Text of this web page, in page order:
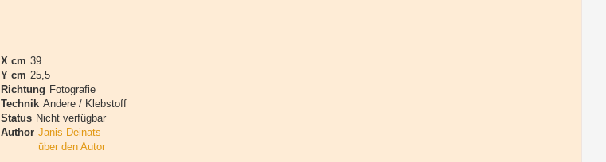
X cm 39
Y cm 25,5
Richtung Fotografie
Technik Andere / Klebstoff
Status Nicht verfügbar
Author Jānis Deinats
über den Autor